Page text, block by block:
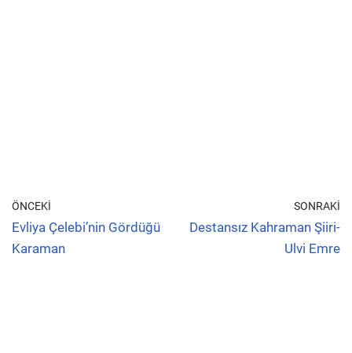
ÖNCEKI
Evliya Çelebi’nin Gördüğü
Karaman
SONRAKI
Destansız Kahraman Şiiri-
Ulvi Emre